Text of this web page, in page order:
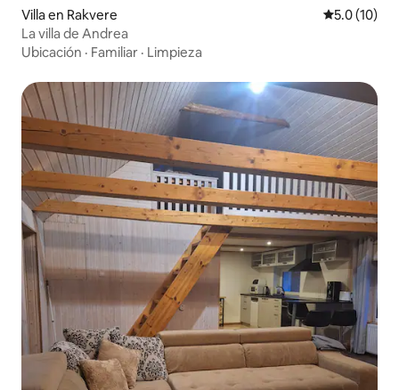
Villa en Rakvere Calificación
5.0 (10)
La villa de Andrea
Ubicación · Familiar · Limpieza